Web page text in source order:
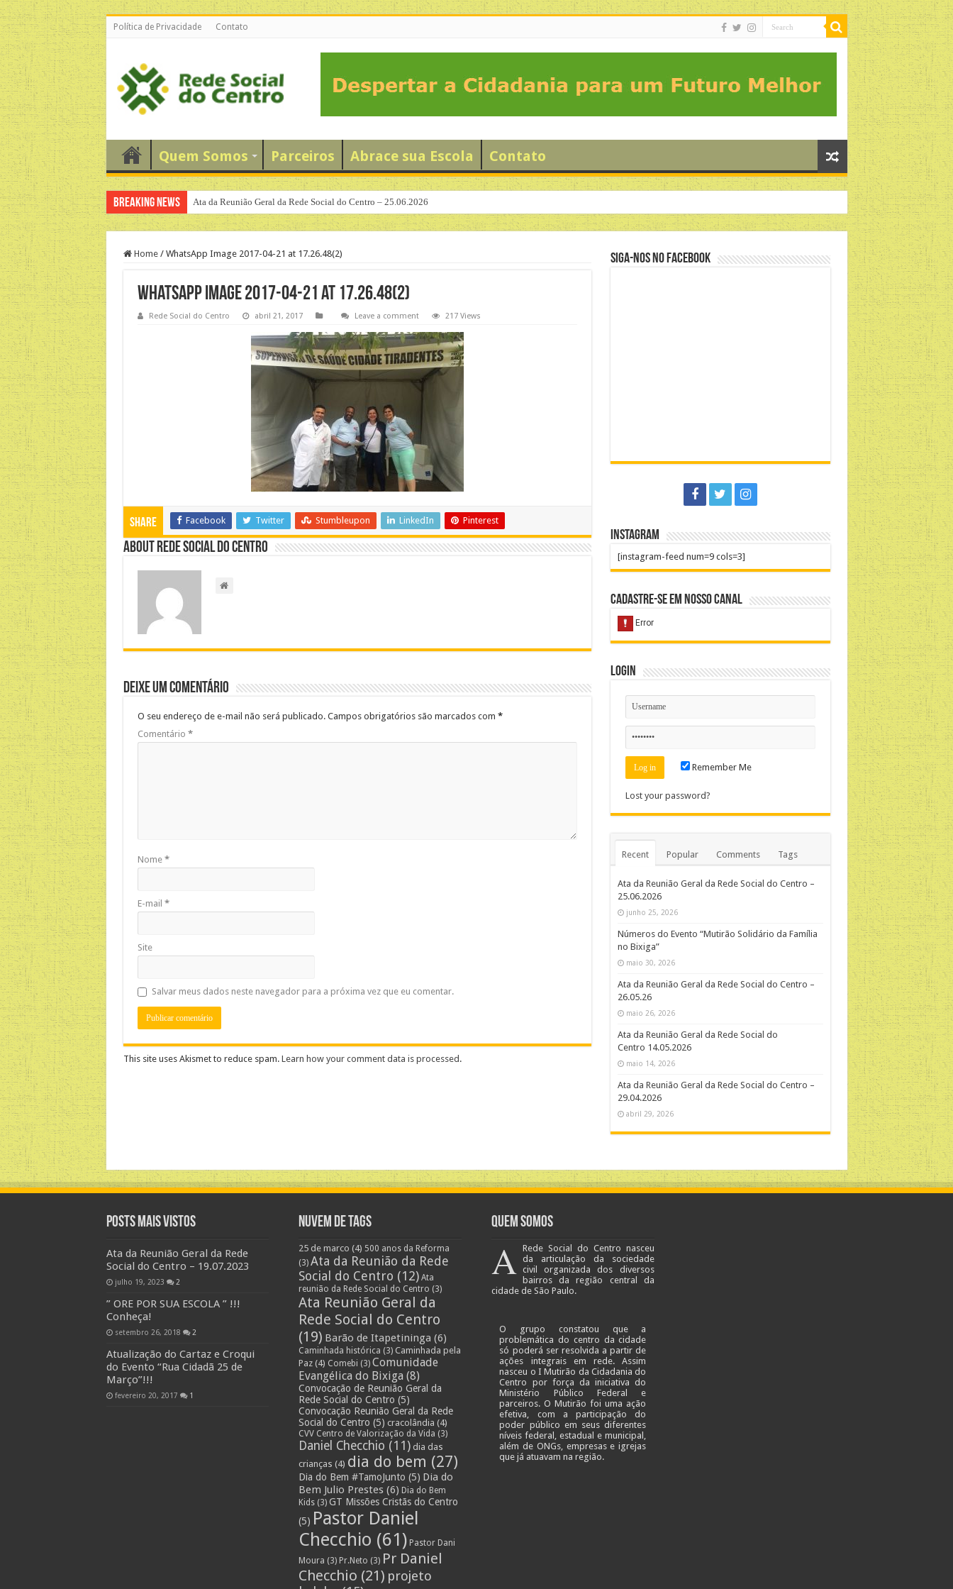
Política de Privacidade Contato
Quem Somos Parceiros Abrace sua Escola Contato
Breaking News Ata da Reunião Geral da Rede Social do Centro – 25.06.2026
Home / WhatsApp Image 2017-04-21 at 17.26.48(2)
WhatsApp Image 2017-04-21 at 17.26.48(2)
Rede Social do Centro abril 21, 2017 Leave a comment 217 Views
Share Facebook Twitter Stumbleupon LinkedIn Pinterest
About Rede Social do Centro
Deixe um comentário
O seu endereço de e-mail não será publicado. Campos obrigatórios são marcados com *
Comentário *
Nome *
E-mail *
Site
Salvar meus dados neste navegador para a próxima vez que eu comentar.
This site uses Akismet to reduce spam. Learn how your comment data is processed.
Siga-nos no Facebook
Instagram
[instagram-feed num=9 cols=3]
Cadastre-se em nosso Canal
Login
Remember Me
Lost your password?
Recent Popular Comments Tags
Ata da Reunião Geral da Rede Social do Centro –
25.06.2026
junho 25, 2026
Números do Evento “Mutirão Solidário da Família
no Bixiga”
maio 30, 2026
Ata da Reunião Geral da Rede Social do Centro –
26.05.26
maio 26, 2026
Ata da Reunião Geral da Rede Social do
Centro 14.05.2026
maio 14, 2026
Ata da Reunião Geral da Rede Social do Centro –
29.04.2026
abril 29, 2026
Posts Mais Vistos
Ata da Reunião Geral da Rede
Social do Centro – 19.07.2023
julho 19, 2023 2
” ORE POR SUA ESCOLA ” !!!
Conheça!
setembro 26, 2018 2
Atualização do Cartaz e Croqui
do Evento “Rua Cidadã 25 de
Março”!!!
fevereiro 20, 2017 1
Nuvem de Tags
25 de marco (4) 500 anos da Reforma
(3) Ata da Reunião da Rede
Social do Centro (12) Ata
reunião da Rede Social do Centro (3)
Ata Reunião Geral da
Rede Social do Centro
(19) Barão de Itapetininga (6)
Caminhada histórica (3) Caminhada pela
Paz (4) Comebi (3) Comunidade
Evangélica do Bixiga (8)
Convocação de Reunião Geral da
Rede Social do Centro (5)
Convocação Reunião Geral da Rede
Social do Centro (5) cracolândia (4)
CVV Centro de Valorização da Vida (3)
Daniel Checchio (11) dia das
crianças (4) dia do bem (27)
Dia do Bem #TamoJunto (5) Dia do
Bem Julio Prestes (6) Dia do Bem
Kids (3) GT Missões Cristãs do Centro
(5) Pastor Daniel
Checchio (61) Pastor Dani
Moura (3) Pr.Neto (3) Pr Daniel
Checchio (21) projeto
Quem Somos
A Rede Social do Centro nasceu
da articulação da sociedade
civil organizada dos diversos
bairros da região central da
cidade de São Paulo.
O grupo constatou que a
problemática do centro da cidade
só poderá ser resolvida a partir de
ações integrais em rede. Assim
nasceu o I Mutirão da Cidadania do
Centro por força da iniciativa do
Ministério Público Federal e
parceiros. O Mutirão foi uma ação
efetiva, com a participação do
poder público em seus diferentes
níveis federal, estadual e municipal,
além de ONGs, empresas e igrejas
que já atuavam na região.